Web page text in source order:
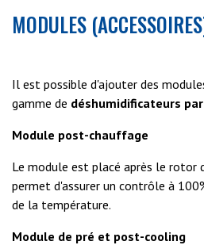
MODULES
Il est possible d'ajouter des
gamme de déshumidificateurs par
Module post-chauffage
Le module est placé après le rotor
permet d'assurer un contrôle à
de la température.
Module de pré et post-cooling